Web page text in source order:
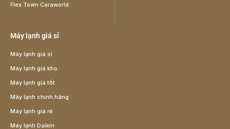
Flex Town Caraworld
Máy lạnh giá sỉ
Máy lạnh giá sỉ
Máy lạnh giá kho
Máy lạnh giá tốt
Máy lạnh chính hãng
Máy lạnh giá rẻ
Máy lạnh Daikin